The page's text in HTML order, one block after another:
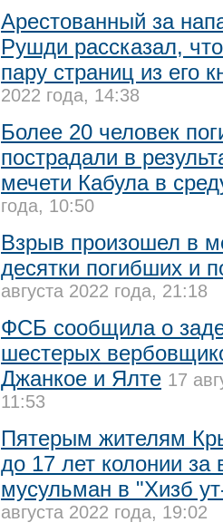
Арестованный за
Рушди рассказал,
пару страниц из его
2022 года, 14:38
Более 20 человек
пострадали в
мечети Кабула в
года, 10:50
Взрыв произошел в
десятки погибших и
августа 2022 года, 21:18
ФСБ сообщила о
шестерых
Джанкое и Ялте 17
11:53
Пятерым жителям
до 17 лет колонии за
мусульман в "Хизб
августа 2022 года, 19:02